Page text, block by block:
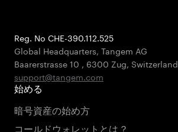
Reg. No CHE-390.112.525
Global Headquarters, Tangem AG
Baarerstrasse 10 , 6300 Zug, Switzerland
support@tangem.com
始める
暗号資産の始め方
コールドウォレットとは？